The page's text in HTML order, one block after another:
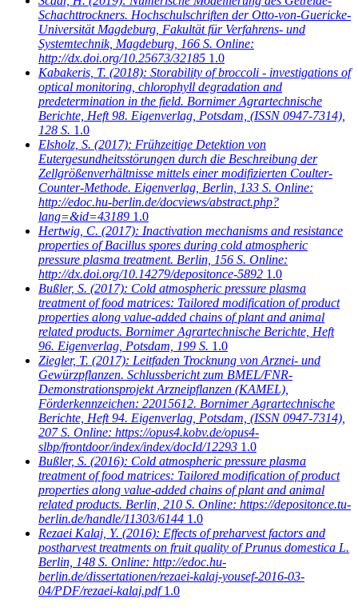
Schachttrockners. Hochschulschriften der Otto-von-Guericke-
Universität Magdeburg, Fakultät für Verfahrens- und
Systemtechnik, Magdeburg, 166 S. Online:
http://dx.doi.org/10.25673/32185 1.0
Kabakeris, T. (2018): Storability of broccoli - investigations of
optical monitoring, chlorophyll degradation and
predetermination in the field. Bornimer Agrartechnische
Berichte, Heft 98. Eigenverlag, Potsdam, (ISSN 0947-7314),
128 S. 1.0
Elsholz, S. (2017): Frühzeitige Detektion von
Eutergesundheitsstörungen durch die Beschreibung der
Zellgrößenverhältnisse mittels einer modifizierten Coulter-
Counter-Methode. Eigenverlag, Berlin, 133 S. Online:
http://edoc.hu-berlin.de/docviews/abstract.php?
lang=&id=43189 1.0
Hertwig, C. (2017): Inactivation mechanisms and resistance
properties of Bacillus spores during cold atmospheric
pressure plasma treatment. Berlin, 156 S. Online:
http://dx.doi.org/10.14279/depositonce-5892 1.0
Bußler, S. (2017): Cold atmospheric pressure plasma
treatment of food matrices: Tailored modification of product
properties along value-added chains of plant and animal
related products. Bornimer Agrartechnische Berichte, Heft
96. Eigenverlag, Potsdam, 199 S. 1.0
Ziegler, T. (2017): Leitfaden Trocknung von Arznei- und
Gewürzpflanzen. Schlussbericht zum BMEL/FNR-
Demonstrationsprojekt Arzneipflanzen (KAMEL),
Förderkennzeichen: 22015612. Bornimer Agrartechnische
Berichte, Heft 94. Eigenverlag, Potsdam, (ISSN 0947-7314),
207 S. Online: https://opus4.kobv.de/opus4-
slbp/frontdoor/index/index/docId/12293 1.0
Bußler, S. (2016): Cold atmospheric pressure plasma
treatment of food matrices: Tailored modification of product
properties along value-added chains of plant and animal
related products. Berlin, 210 S. Online: https://depositonce.tu-
berlin.de/handle/11303/6144 1.0
Rezaei Kalaj, Y. (2016): Effects of preharvest factors and
postharvest treatments on fruit quality of Prunus domestica L.
Berlin, 148 S. Online: http://edoc.hu-
berlin.de/dissertationen/rezaei-kalaj-yousef-2016-03-
04/PDF/rezaei-kalaj.pdf 1.0